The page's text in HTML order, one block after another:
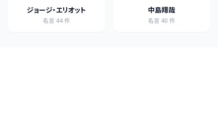
ジョージ・エリオット
名言 44件
中島翔哉
名言 40 件